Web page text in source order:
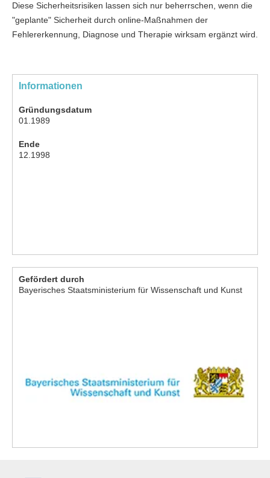
Diese Sicherheitsrisiken lassen sich nur beherrschen, wenn die
"geplante" Sicherheit durch online-Maßnahmen der
Fehlererkennung, Diagnose und Therapie wirksam ergänzt wird.
Informationen
Gründungsdatum
01.1989
Ende
12.1998
Gefördert durch
Bayerisches Staatsministerium für Wissenschaft und Kunst